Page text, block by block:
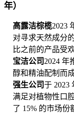
年）
高露洁棕榄2023
对寻求天然成分
比之前的产品受
宝洁公司 2024 年
醇和精油配制而
强生公司于 2023
满足对植物性口
了 15% 的市场份